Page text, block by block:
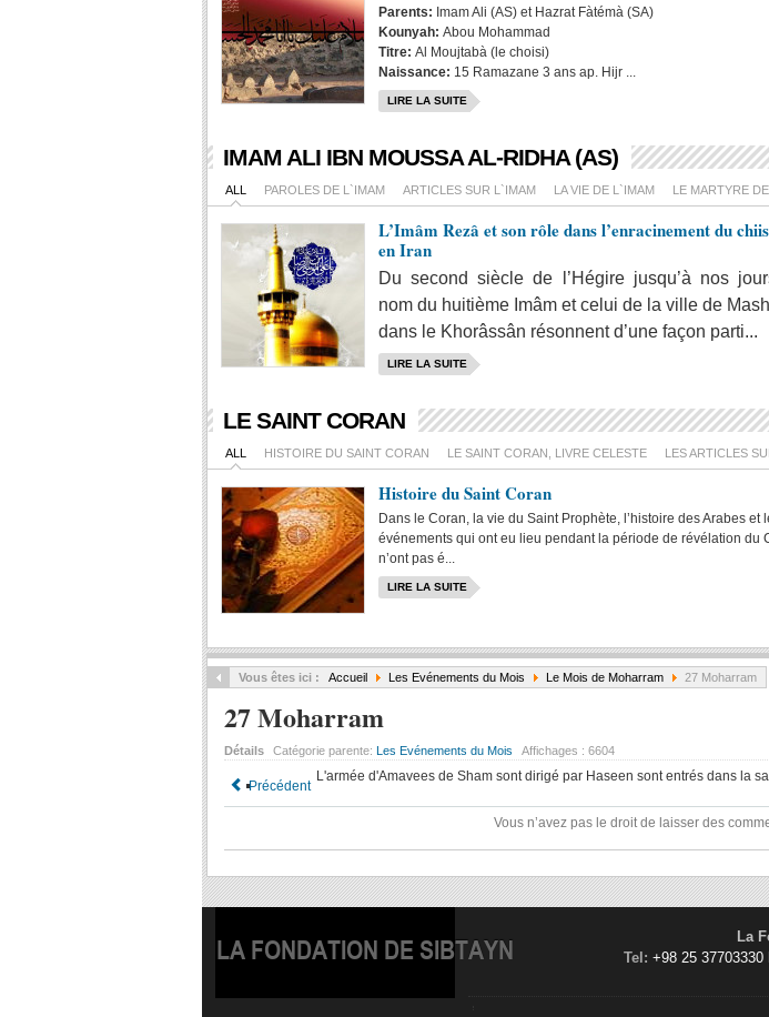
Parents: Imam Ali (AS) et Hazrat Fàtémà (SA)
Kounyah: Abou Mohammad
Titre: Al Moujtabà (le choisi)
Naissance: 15 Ramazane 3 ans ap. Hijr ...
LIRE LA SUITE
IMAM ALI IBN MOUSSA AL-RIDHA (AS)
ALL PAROLES DE L`IMAM ARTICLES SUR L`IMAM LA VIE DE L`IMAM LE MARTYRE
L’Imâm Rezâ et son rôle dans l’enracinement du
en Iran
Du second siècle de l’Hégire jusqu’à nos
nom du huitième Imâm et celui de la ville de
dans le Khorâssân résonnent d’une façon parti...
LIRE LA SUITE
LE SAINT CORAN
ALL HISTOIRE DU SAINT CORAN LE SAINT CORAN, LIVRE CELESTE LES ARTICLES
Histoire du Saint Coran
Dans le Coran, la vie du Saint Prophète, l’histoire des Arabes et
événements qui ont eu lieu pendant la période de révélation du
n’ont pas é...
LIRE LA SUITE
Vous êtes ici : Accueil Les Evénements du Mois Le Mois de Moharram 27 Moharram
27 Moharram
Détails Catégorie parente: Les Evénements du Mois Affichages : 6604
L'armée d'Amavees de Sham sont dirigé par Haseen sont entrés dans la
Précédent
Vous n’avez pas le droit de laisser des
LA FONDATION DE SIBTAYN
La
Tel: +98 25 37703330